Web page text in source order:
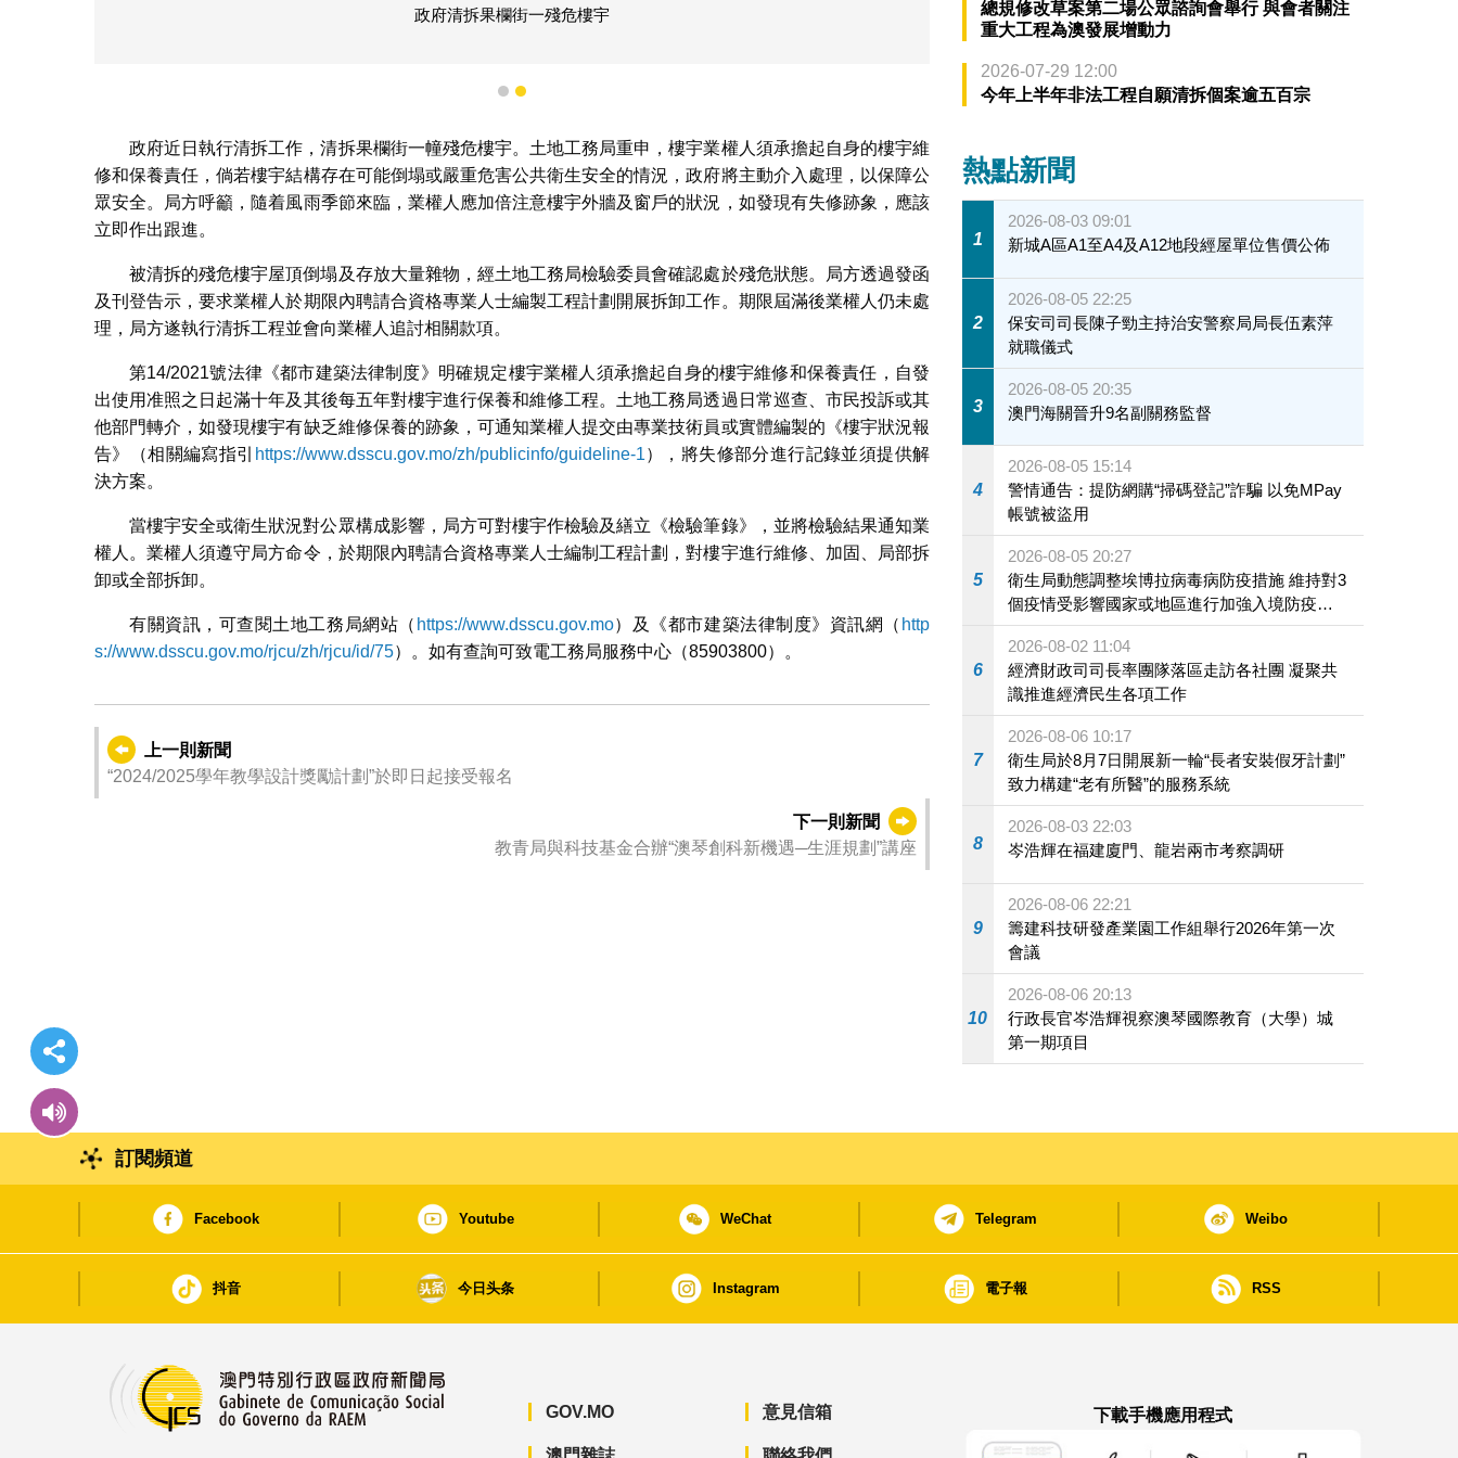
政府清拆果欄街一殘危樓宇
1 2
政府近日執行清拆工作，清拆果欄街一幢殘危樓宇。土地工務局重申，樓宇業權人須承擔起自身的樓宇維
修和保養責任，倘若樓宇結構存在可能倒塌或嚴重危害公共衛生安全的情況，政府將主動介入處理，以保障公
眾安全。局方呼籲，隨着風雨季節來臨，業權人應加倍注意樓宇外牆及窗戶的狀況，如發現有失修跡象，應該
立即作出跟進。
被清拆的殘危樓宇屋頂倒塌及存放大量雜物，經土地工務局檢驗委員會確認處於殘危狀態。局方透過發函
及刊登告示，要求業權人於期限內聘請合資格專業人士編製工程計劃開展拆卸工作。期限屆滿後業權人仍未處
理，局方遂執行清拆工程並會向業權人追討相關款項。
第14/2021號法律《都市建築法律制度》明確規定樓宇業權人須承擔起自身的樓宇維修和保養責任，自發
出使用准照之日起滿十年及其後每五年對樓宇進行保養和維修工程。土地工務局透過日常巡查、市民投訴或其
他部門轉介，如發現樓宇有缺乏維修保養的跡象，可通知業權人提交由專業技術員或實體編製的《樓宇狀況報
告》（相關編寫指引
https://www.dsscu.gov.mo/zh/publicinfo/guideline-1），將失修部分進行記錄並須提供解
決方案。
當樓宇安全或衛生狀況對公眾構成影響，局方可對樓宇作檢驗及繕立《檢驗筆錄》，並將檢驗結果通知業
權人。業權人須遵守局方命令，於期限內聘請合資格專業人士編制工程計劃，對樓宇進行維修、加固、局部拆
卸或全部拆卸。
有關資訊，可查閱土地工務局網站（ https://www.dsscu.gov.mo）及《都市建築法律制度》資訊網（ http
s://www.dsscu.gov.mo/rjcu/zh/rjcu/id/75）。如有查詢可致電工務局服務中心（85903800）。
上一則新聞
“2024/2025學年教學設計獎勵計劃”於即日起接受報名
下一則新聞
教青局與科技基金合辦“澳琴創科新機遇─生涯規劃”講座
總規修改草案第二場公眾諮詢會舉行 與會者關注
重大工程為澳發展增動力
2026-07-29 12:00
今年上半年非法工程自願清拆個案逾五百宗
熱點新聞
1
2026-08-03 09:01
新城A區A1至A4及A12地段經屋單位售價公佈
2
2026-08-05 22:25
保安司司長陳子勁主持治安警察局局長伍素萍
就職儀式
3
2026-08-05 20:35
澳門海關晉升9名副關務監督
4
2026-08-05 15:14
警情通告：提防網購“掃碼登記”詐騙 以免MPay
帳號被盜用
5
2026-08-05 20:27
衛生局動態調整埃博拉病毒病防疫措施 維持對3
個疫情受影響國家或地區進行加強入境防疫措
施
6
2026-08-02 11:04
經濟財政司司長率團隊落區走訪各社團 凝聚共
識推進經濟民生各項工作
7
2026-08-06 10:17
衛生局於8月7日開展新一輪“長者安裝假牙計劃”
致力構建“老有所醫”的服務系統
8
2026-08-03 22:03
岑浩輝在福建廈門、龍岩兩市考察調研
9
2026-08-06 22:21
籌建科技研發產業園工作組舉行2026年第一次
會議
10
2026-08-06 20:13
行政長官岑浩輝視察澳琴國際教育（大學）城
第一期項目
訂閱頻道
Facebook Youtube WeChat Telegram Weibo
抖音 今日头条 Instagram 電子報 RSS
GOV.MO 意見信箱
下載手機應用程式